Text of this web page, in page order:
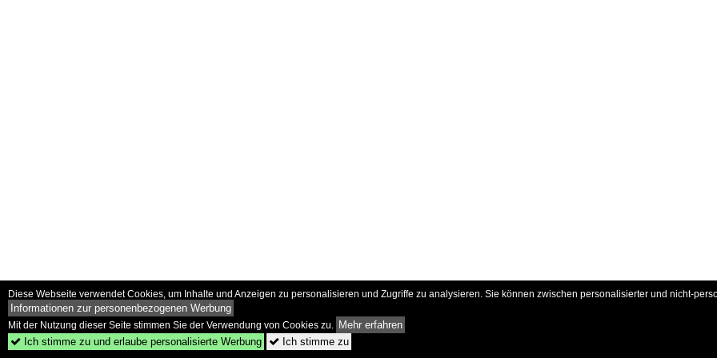
Diese Webseite verwendet Cookies, um Inhalte und Anzeigen zu personalisieren und Zugriffe zu analysieren. Sie können zwischen personalisierter und nicht-
Informationen zur personenbezogenen Werbung
Mit der Nutzung dieser Seite stimmen Sie der Verwendung von Cookies zu. Mehr erfahren
 Ich stimme zu und erlaube personalisierte Werbung  Ich stimme zu